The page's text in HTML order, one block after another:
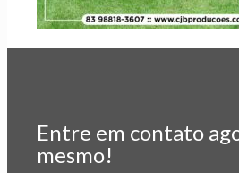
Entre em contato
mesmo!